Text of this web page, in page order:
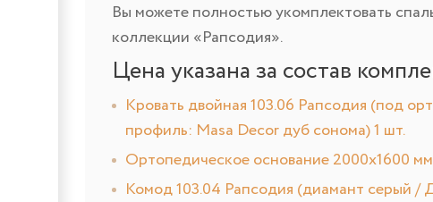
Вы можете полностью укомплектовать
коллекции «Рапсодия».
Цена указана за состав
Кровать двойная 103.06 Рапсодия (под
профиль: Masa Decor дуб сонома) 1 шт.
Ортопедическое основание 2000х1600
Комод 103.04 Рапсодия (диамант серый